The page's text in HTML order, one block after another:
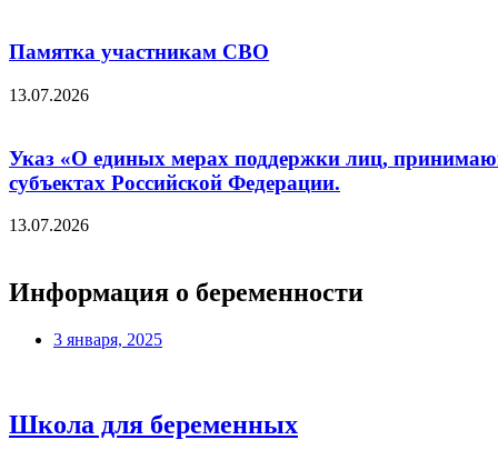
Памятка участникам СВО
13.07.2026
Указ «О единых мерах поддержки лиц,
субъектах Российской Федерации.
13.07.2026
Информация о беременности
3 января, 2025
Школа для беременных